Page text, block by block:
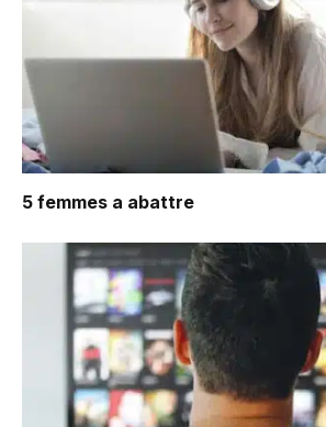
5 femmes a abattre